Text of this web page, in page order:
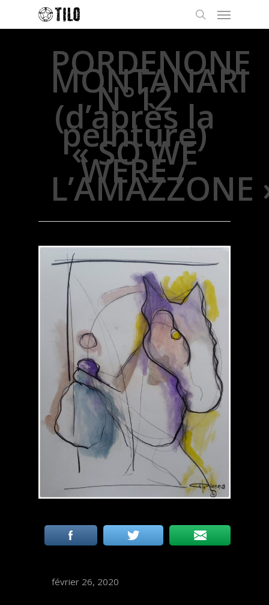
PORDENONE
MONTANARI
N°12
(d’après la
peinture)
« SO WE
WERE /
L’AMAZZONE
février 26, 2020